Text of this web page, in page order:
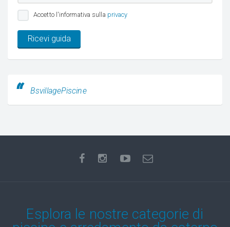
Accetto l'informativa sulla privacy
Ricevi guida
BsvillagePiscine
Esplora le nostre categorie di